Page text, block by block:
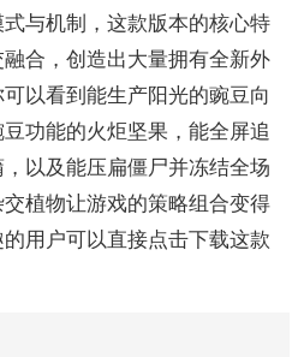
与机制，这款版本的核心特
合，创造出大量拥有全新外
以看到能生产阳光的豌豆向
功能的火炬坚果，能全屏追
以及能压扁僵尸并冻结全场
植物让游戏的策略组合变得
用户可以直接点击下载这款